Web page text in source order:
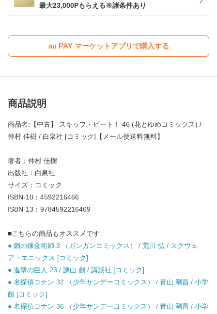
最大23,000Pもらえる※諸条件あり
au PAY マーケットアプリで購入する
商品説明
商品名:【中古】 スキップ・ビート！ 46 (花とゆめコミックス) /
仲村 佳樹 / 白泉社 [コミック]【メール便送料無料】
著者：仲村 佳樹
出版社：白泉社
サイズ：コミック
ISBN-10：4592216466
ISBN-13：9784592216469
■こちらの商品もオススメです
● 鋼の錬金術師 3 （ガンガンコミックス） / 荒川 弘 / スクウェ
ア・エニックス [コミック]
● 進撃の巨人 23 / 諫山 創 / 講談社 [コミック]
● 名探偵コナン 32 （少年サンデーコミックス） / 青山 剛昌 / 小学
館 [コミック]
● 名探偵コナン 36 （少年サンデーコミックス） / 青山 剛昌 / 小学